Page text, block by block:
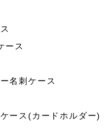
ース
名刺ケース
ース(カードホルダー)